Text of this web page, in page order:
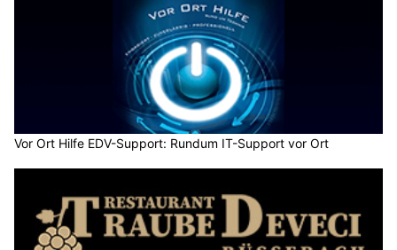
Vor Ort Hilfe EDV-Support: Rundum IT-Support vor Ort